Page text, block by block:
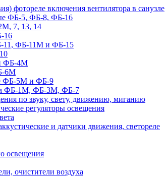
фотореле включения вентилятора в санузле
ФБ-5, ФБ-8, ФБ-16
7, 13, 14
16
11, ФБ-11М и ФБ-15
ФБ-4М
6М
ФБ-5М и ФБ-9
ФБ-1М, ФБ-3М, ФБ-7
по звуку, свету, движению, миганию
регуляторы освещения
и датчики движения, светореле
освещения
очистители воздуха